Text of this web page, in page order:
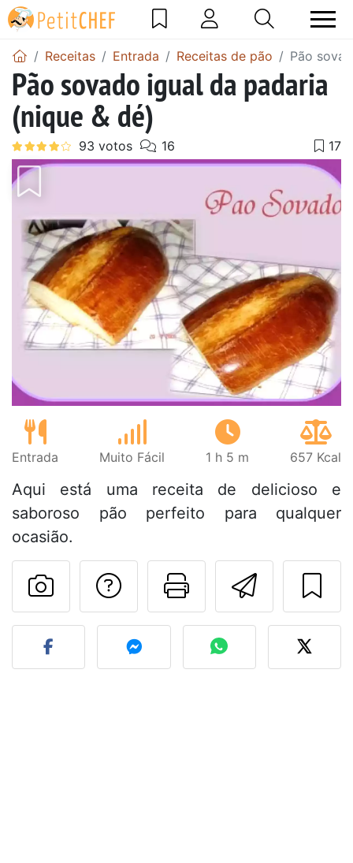
Receitas Entrada Receitas de pão Pão
Pão sovado igual da padaria
(nique & dé)
Entrada Muito Fácil 1 h 5 m 657 Kcal
Aqui está uma receita de delicioso e
saboroso pão perfeito para qualquer
ocasião.
Imprima
Falar com o autor
Fez esta receita?